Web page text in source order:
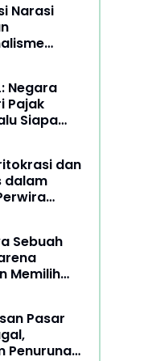
Narasi
di
Negara
Pajak
Siapa
dan
dalam
Sebuah
Memilih
Pasar
Penurunan